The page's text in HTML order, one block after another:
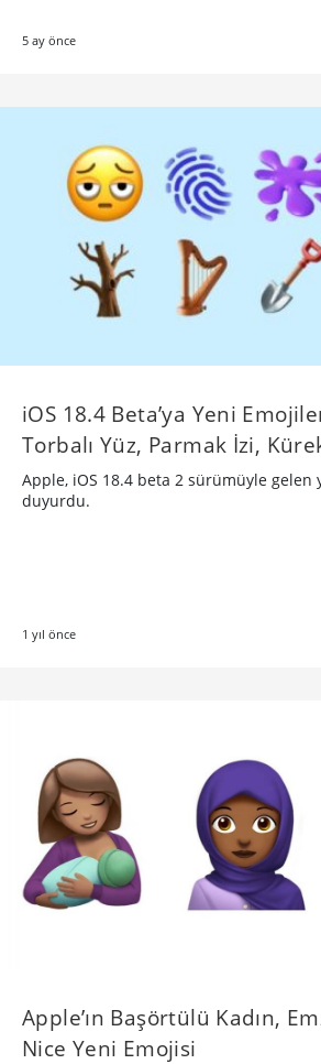
5 ay önce
iOS 18.4 Beta’ya Yeni
Torbalı Yüz, Parmak İzi,
Apple, iOS 18.4 beta 2 sürümüyle gelen
duyurdu.
1 yıl önce
Apple’ın Başörtülü Kadın,
Nice Yeni Emojisi